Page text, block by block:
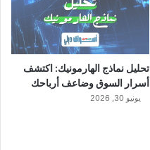
تحليل نماذج الهارمونيك: اكتشف
أسرار السوق وضاعف أرباحك
يونيو 30, 2026